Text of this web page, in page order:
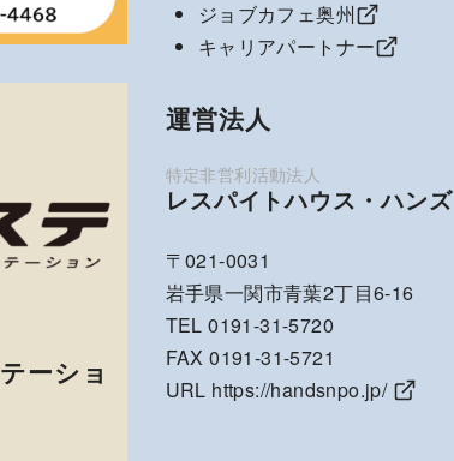
ーショ
ジョブカフェ奥州
キャリアパートナー
運営法人
レスパイトハウス・ハンズ
〒021-0031
岩手県一関市青葉2丁目6-16
TEL 0191-31-5720
FAX 0191-31-5721
URL https://handsnpo.jp/